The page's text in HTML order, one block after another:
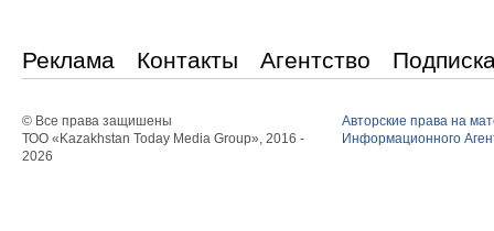
Реклама Контакты Агентство
© Все права защишены
ТОО «Kazakhstan Today Media Group», 2016 -
2026
Авторские права на
Информационного